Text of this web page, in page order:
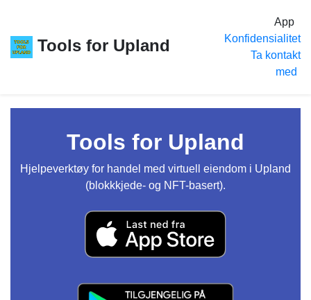
Tools for Upland
App
Konfidensialitet
Ta kontakt
med
Tools for Upland
Hjelpeverktøy for handel med virtuell eiendom i Upland
(blokkkjede- og NFT-basert).